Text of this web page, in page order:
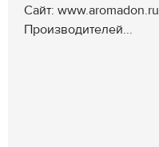
Сайт: www.aromadon.ru
Производителей...